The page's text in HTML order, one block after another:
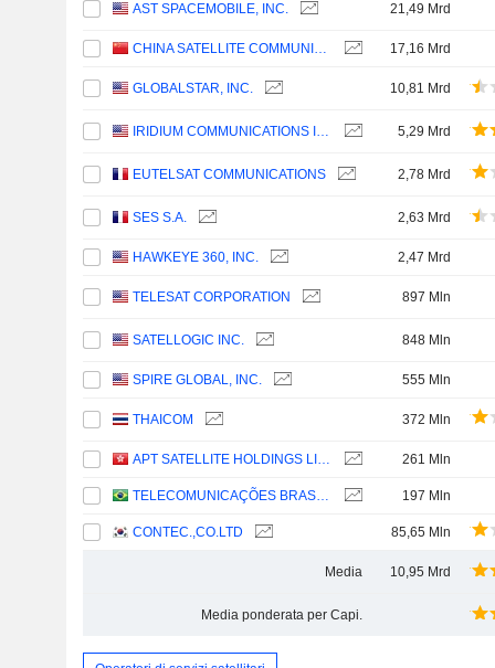
AST SPACEMOBILE, INC. 21,49 Mrd
CHINA SATELLITE COMMUNICATIONS CO., LTD. 17,16 Mrd
GLOBALSTAR, INC. 10,81 Mrd
IRIDIUM COMMUNICATIONS INC. 5,29 Mrd
EUTELSAT COMMUNICATIONS 2,78 Mrd
SES S.A. 2,63 Mrd
HAWKEYE 360, INC. 2,47 Mrd
TELESAT CORPORATION 897 Mln
SATELLOGIC INC. 848 Mln
SPIRE GLOBAL, INC. 555 Mln
THAICOM 372 Mln
APT SATELLITE HOLDINGS LIMITED 261 Mln
TELECOMUNICAÇÕES BRASILEIRAS S.A. - TELEBRAS 197 Mln
CONTEC.,CO.LTD 85,65 Mln
Media 10,95 Mrd
Media ponderata per Capi.